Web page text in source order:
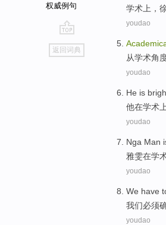
权威例句
go
top
返回词典
学术上 ，
youdao
从学术角
youdao
He is
他在学术
youdao
Nga Man
雅雯在学
youdao
We have
我们必须
youdao